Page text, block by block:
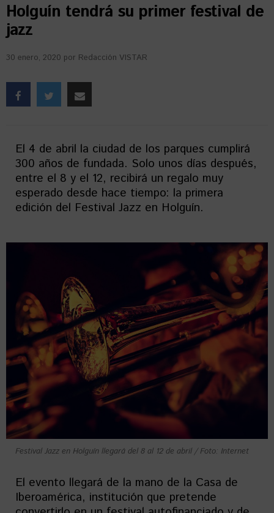
Holguín tendrá su primer festival de
jazz
30 enero, 2020 por Redacción VISTAR
El 4 de abril la ciudad de los parques cumplirá
300 años de fundada. Solo unos días después,
entre el 8 y el 12, recibirá un regalo muy
esperado desde hace tiempo: la primera
edición del Festival Jazz en Holguín.
Festival Jazz en Holguín llegará del 8 al 12 de abril / Foto: Internet
El evento llegará de la mano de la Casa de
Iberoamérica, institución que pretende